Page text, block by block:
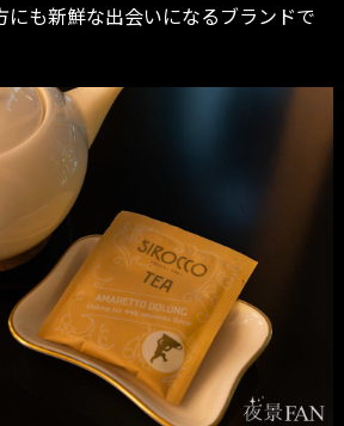
にも新鮮な出会いになるブランドで